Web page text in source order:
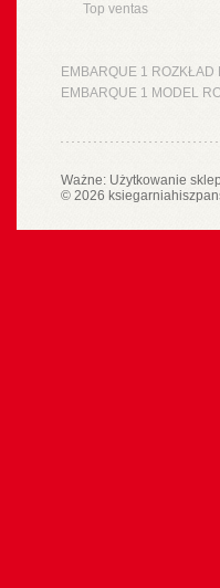
Top ventas
EMBARQUE 1 ROZKŁAD
EMBARQUE 1 MODEL
Ważne: Użytkowanie
© 2026